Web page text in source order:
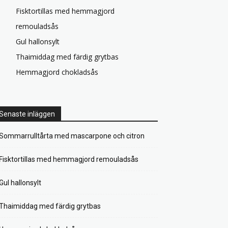
Fisktortillas med hemmagjord
remouladsås
Gul hallonsylt
Thaimiddag med färdig grytbas
Hemmagjord chokladsås
inläggen
med mascarpone och citron
Fisktortillas med hemmagjord remouladsås
hallonsylt
med färdig grytbas